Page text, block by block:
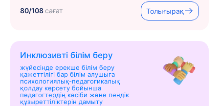
80/108сағат Толығырақ
Инклюзивті білім беру
жүйесінде ерекше білім беру
қажеттілігі бар білім алушыға
психологиялық-педагогикалық
қолдау көрсету бойынша
педагогтердің кәсіби және пәндік
құзыреттіліктерін дамыту